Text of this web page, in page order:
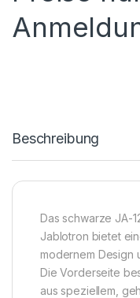
Beschreibung
Das schwarze JA-
Jablotron bietet
modernem Design
Die Vorderseite
aus speziellem,